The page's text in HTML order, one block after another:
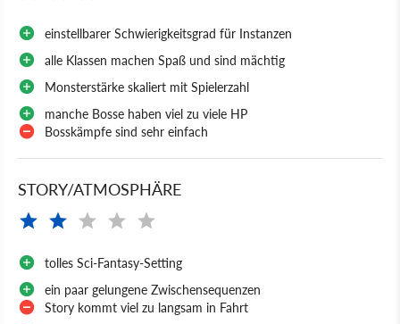
einstellbarer Schwierigkeitsgrad für Instanzen
alle Klassen machen Spaß und sind mächtig
Monsterstärke skaliert mit Spielerzahl
manche Bosse haben viel zu viele HP
Bosskämpfe sind sehr einfach
STORY/ATMOSPHÄRE
tolles Sci-Fantasy-Setting
ein paar gelungene Zwischensequenzen
Story kommt viel zu langsam in Fahrt